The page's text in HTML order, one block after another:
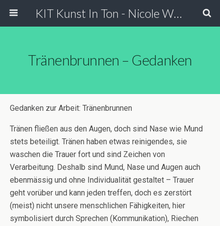
KIT Kunst In Ton - Nicole Wessels
Tränenbrunnen – Gedanken
Gedanken zur Arbeit: Tränenbrunnen
Tränen fließen aus den Augen, doch sind Nase wie Mund
stets beteiligt. Tränen haben etwas reinigendes, sie
waschen die Trauer fort und sind Zeichen von
Verarbeitung. Deshalb sind Mund, Nase und Augen auch
ebenmässig und ohne Individualität gestaltet – Trauer
geht vorüber und kann jeden treffen, doch es zerstört
(meist) nicht unsere menschlichen Fähigkeiten, hier
symbolisiert durch Sprechen (Kommunikation), Riechen